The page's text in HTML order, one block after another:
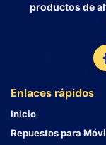
productos de
Enlaces rápidos
Inicio
Repuestos para